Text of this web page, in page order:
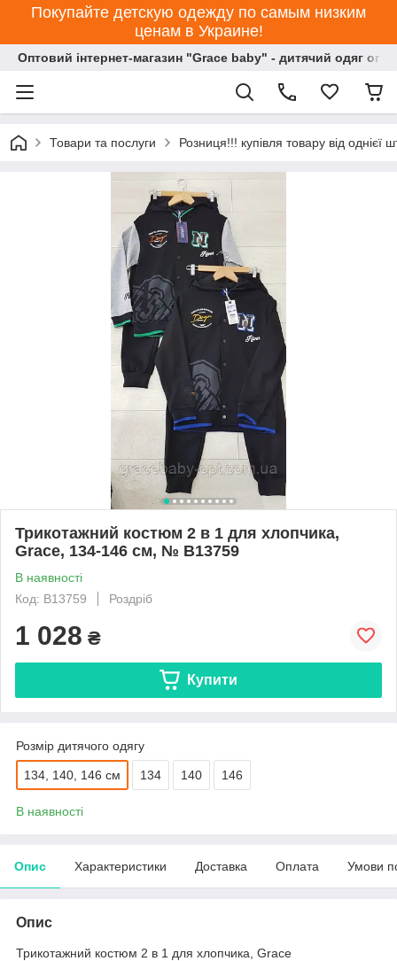
Покупайте детскую одежду по самым низким
ценам в Украине!
Оптовий інтернет-магазин "Grace baby" - дитячий одяг
Товари та послуги Розниця!!! купівля товару від однієї
Трикотажний костюм 2 в 1 для хлопчика,
Grace, 134-146 см, № B13759
В наявності
Код: B13759
Роздріб
1 028 ₴
Купити
Розмір дитячого одягу
134, 140, 146 см 134 140 146
В наявності
Опис Характеристики Доставка Оплата Умови
Опис
Трикотажний костюм 2 в 1 для хлопчика, Grace